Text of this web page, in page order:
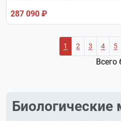
объективов.
287 090 ₽
1 2 3 4 5
Всего